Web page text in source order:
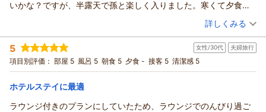
いかな？ですが、半露天で孫と楽しく入りました。寒くて夕食の
BBQがプールサイドから室内に変更していただきましたが、キャ
ンセル料もなく、迅速に対応していただきありがたかったです。
（投稿日：2026/05/19）
宿泊時期： 2026年05月宿泊 (家族旅行)
投稿者： ゆみりんさん
宿泊プラン： 【じゃらんスペシャルウィーク】ポイント10%付！まるで天
空。最上階プレミアラウンジアクセス付♪／朝食込
ツイン 朝のみ
宿泊価格帯： 20,001～21,000円(大人一人あたり/税込)
詳しくみる
5 女性/30代 夫婦旅行
項目別評価： 部屋 5 風呂 5 朝食 5 夕食 - 接客 5 清潔感 5
ホテルステイに最適
ラウンジ付きのプランにしていたため、ラウンジでのんびり過ご